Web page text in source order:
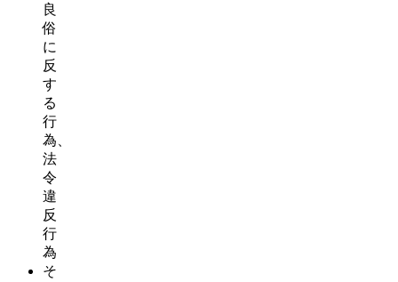
良
俗
に
反
す
る
行
為、
法
令
違
反
行
為
そ